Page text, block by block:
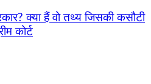
क्या हैं वो तथ्य जिसकी कसौटी
कोर्ट